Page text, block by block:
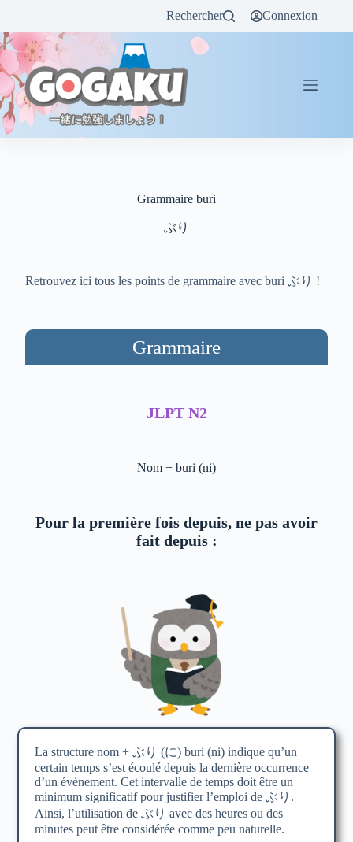
Rechercher Connexion
Grammaire buri
ぶり
Retrouvez ici tous les points de grammaire avec buri ぶり !
Grammaire
JLPT N2
Nom + buri (ni)
Pour la première fois depuis, ne pas avoir
fait depuis :
La structure nom + ぶり (に) buri (ni) indique qu’un
certain temps s’est écoulé depuis la dernière occurrence
d’un événement. Cet intervalle de temps doit être un
minimum significatif pour justifier l’emploi de ぶり.
Ainsi, l’utilisation de ぶり avec des heures ou des
minutes peut être considérée comme peu naturelle.